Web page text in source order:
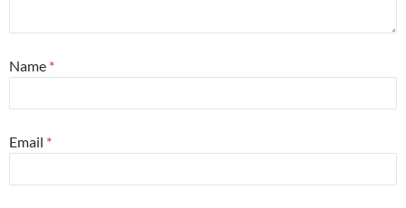
Name *
Email *